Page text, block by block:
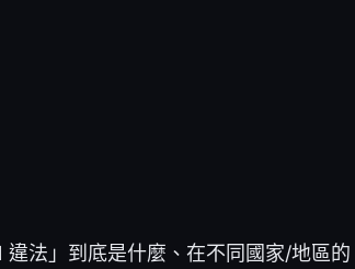
法」到底是什麼、在不同國家/地區的